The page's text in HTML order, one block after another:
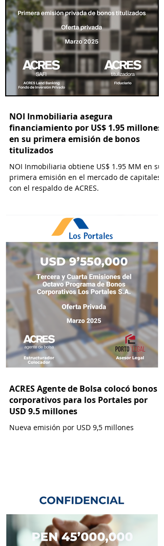
NOI Inmobiliaria asegura
financiamiento por US$ 1.95 millones
en su primera emisión de bonos
titulizados
NOI Inmobiliaria obtiene US$ 1.95 MM en su
primera emisión en el mercado de capitales
con el respaldo de ACRES.
ACRES Agente de Bolsa colocó bonos
corporativos para los Portales por
USD 9.5 millones
Nueva emisión por USD 9,5 millones